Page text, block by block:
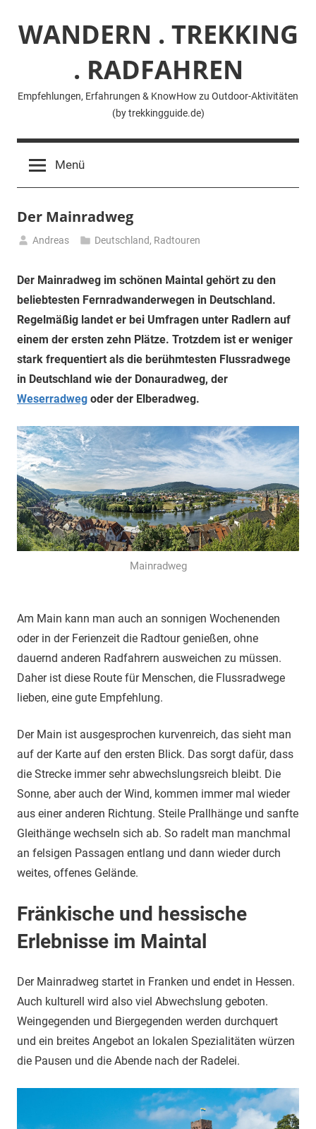
Inhalt
springenWANDERN . TREKKING
. RADFAHREN
Empfehlungen, Erfahrungen & KnowHow zu Outdoor-Aktivitäten
(by trekkingguide.de)
Menü
Der Mainradweg
Juli
Andreas Deutschland, Radtouren
Der Mainradweg im schönen Maintal gehört zu den
beliebtesten Fernradwanderwegen in Deutschland.
Regelmäßig landet er bei Umfragen unter Radlern auf
einem der ersten zehn Plätze. Trotzdem ist er weniger
stark frequentiert als die berühmtesten Flussradwege
in Deutschland wie der Donauradweg, der
Weserradweg oder der Elberadweg.
Mainradweg
Am Main kann man auch an sonnigen Wochenenden
oder in der Ferienzeit die Radtour genießen, ohne
dauernd anderen Radfahrern ausweichen zu müssen.
Daher ist diese Route für Menschen, die Flussradwege
lieben, eine gute Empfehlung.
Der Main ist ausgesprochen kurvenreich, das sieht man
auf der Karte auf den ersten Blick. Das sorgt dafür, dass
die Strecke immer sehr abwechslungsreich bleibt. Die
Sonne, aber auch der Wind, kommen immer mal wieder
aus einer anderen Richtung. Steile Prallhänge und sanfte
Gleithänge wechseln sich ab. So radelt man manchmal
an felsigen Passagen entlang und dann wieder durch
weites, offenes Gelände.
Fränkische und hessische
Erlebnisse im Maintal
Der Mainradweg startet in Franken und endet in Hessen.
Auch kulturell wird also viel Abwechslung geboten.
Weingegenden und Biergegenden werden durchquert
und ein breites Angebot an lokalen Spezialitäten würzen
die Pausen und die Abende nach der Radelei.